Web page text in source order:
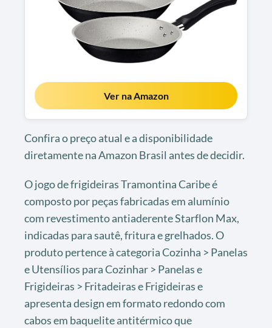
Ver na Amazon
Confira o preço atual e a disponibilidade
diretamente na Amazon Brasil antes de decidir.
O jogo de frigideiras Tramontina Caribe é
composto por peças fabricadas em alumínio
com revestimento antiaderente Starflon Max,
indicadas para sautê, fritura e grelhados. O
produto pertence à categoria Cozinha > Panelas
e Utensílios para Cozinhar > Panelas e
Frigideiras > Fritadeiras e Frigideiras e
apresenta design em formato redondo com
cabos em baquelite antitérmico que